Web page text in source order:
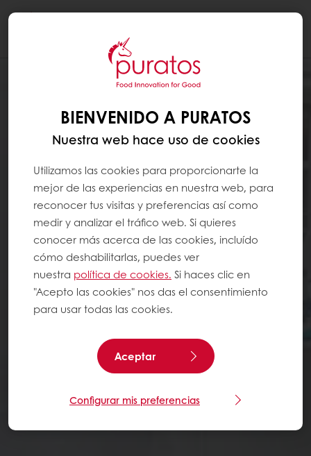
BIENVENIDO A PURATOS
Nuestra web hace uso de cookies
Utilizamos las cookies para proporcionarte la
mejor de las experiencias en nuestra web, para
reconocer tus visitas y preferencias así como
medir y analizar el tráfico web. Si quieres
conocer más acerca de las cookies, incluído
cómo deshabilitarlas, puedes ver
nuestra política de cookies. Si haces clic en
"Acepto las cookies" nos das el consentimiento
para usar todas las cookies.
Aceptar
Configurar mis preferencias